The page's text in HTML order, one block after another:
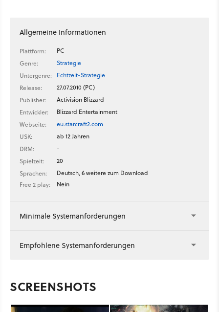
Allgemeine Informationen
Plattform:
PC
Genre:
Strategie
Untergenre:
Echtzeit-Strategie
Release:
27.07.2010 (PC)
Publisher:
Activision Blizzard
Entwickler:
Blizzard Entertainment
Webseite:
eu.starcraft2.com
USK:
ab 12 Jahren
DRM:
-
Spielzeit:
20
Sprachen:
Deutsch, 6 weitere zum Download
Free 2 play:
Nein
Minimale Systemanforderungen
Empfohlene Systemanforderungen
SCREENSHOTS